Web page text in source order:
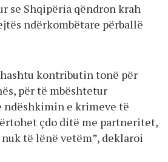
se Shqipëria qëndron krah
ndërkombëtare përballë
kontributin tonë për
për të mbështetur
e krimeve të
çdo ditë me partneritet,
të lënë vetëm”, deklaroi